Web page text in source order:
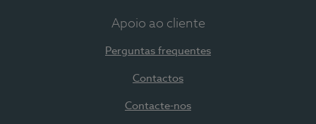
Apoio ao cliente
Perguntas frequentes
Contactos
Contacte-nos